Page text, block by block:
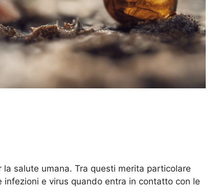
salute umana. Tra questi merita particolare
e virus quando entra in contatto con le